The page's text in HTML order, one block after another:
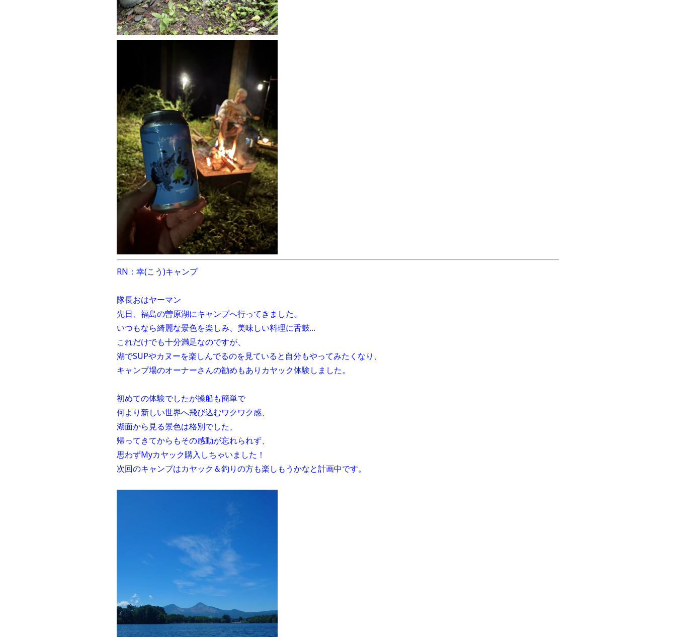
RN：幸(こう)キャンプ
隊長おはヤーマン
先日、福島の曽原湖にキャンプへ行ってきました。
いつもなら綺麗な景色を楽しみ、美味しい料理に舌鼓…
これだけでも十分満足なのですが、
湖でSUPやカヌーを楽しんでるのを見ていると自分もやってみたくなり、
キャンプ場のオーナーさんの勧めもありカヤック体験しました。
初めての体験でしたが操船も簡単で
何より新しい世界へ飛び込むワクワク感、
湖面から見る景色は格別でした、
帰ってきてからもその感動が忘れられず、
思わずMyカヤック購入しちゃいました！
次回のキャンプはカヤック＆釣りの方も楽しもうかなと計画中です。